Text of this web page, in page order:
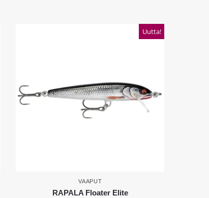
Uutta!
VAAPUT
RAPALA Floater Elite